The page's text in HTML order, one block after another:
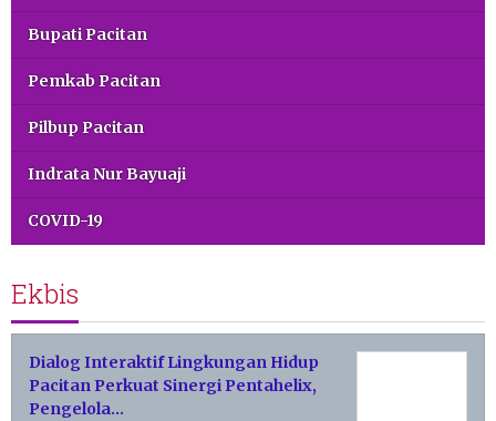
Bupati Pacitan
Pemkab Pacitan
Pilbup Pacitan
Indrata Nur Bayuaji
COVID-19
Ekbis
Dialog Interaktif Lingkungan Hidup
Pacitan Perkuat Sinergi Pentahelix,
Pengelola…